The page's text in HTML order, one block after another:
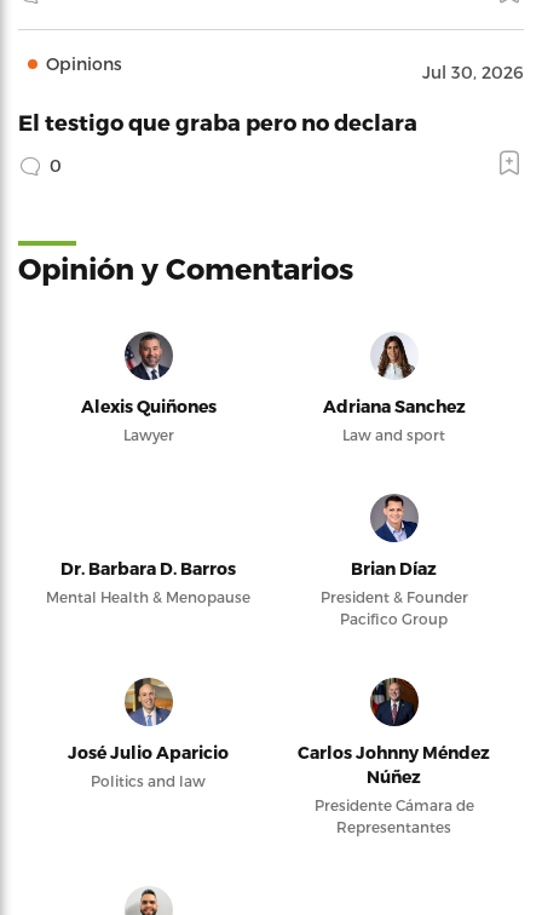
Opinions Jul 30, 2026
El testigo que graba pero no declara
0
Opinión y Comentarios
Alexis Quiñones
Lawyer
Adriana Sanchez
Law and sport
Dr. Barbara D. Barros
Mental Health & Menopause
Brian Díaz
President & Founder
Pacifico Group
José Julio Aparicio
Politics and law
Carlos Johnny Méndez
Núñez
Presidente Cámara de
Representantes